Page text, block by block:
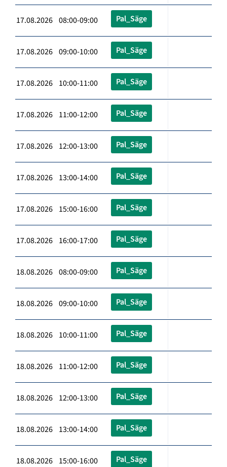
17.08.2026 08:00-09:00 Pal_Säge
17.08.2026 09:00-10:00 Pal_Säge
17.08.2026 10:00-11:00 Pal_Säge
17.08.2026 11:00-12:00 Pal_Säge
17.08.2026 12:00-13:00 Pal_Säge
17.08.2026 13:00-14:00 Pal_Säge
17.08.2026 15:00-16:00 Pal_Säge
17.08.2026 16:00-17:00 Pal_Säge
18.08.2026 08:00-09:00 Pal_Säge
18.08.2026 09:00-10:00 Pal_Säge
18.08.2026 10:00-11:00 Pal_Säge
18.08.2026 11:00-12:00 Pal_Säge
18.08.2026 12:00-13:00 Pal_Säge
18.08.2026 13:00-14:00 Pal_Säge
18.08.2026 15:00-16:00 Pal_Säge